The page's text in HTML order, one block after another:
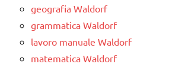
geografia Waldorf
grammatica Waldorf
lavoro manuale Waldorf
matematica Waldorf